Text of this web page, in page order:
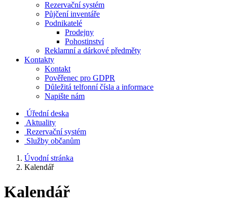
Rezervační systém
Půjčení inventáře
Podnikatelé
Prodejny
Pohostinství
Reklamní a dárkové předměty
Kontakty
Kontakt
Pověřenec pro GDPR
Důležitá telfonní čísla a informace
Napište nám
Úřední deska
Aktuality
Rezervační systém
Služby občanům
Úvodní stránka
Kalendář
Kalendář